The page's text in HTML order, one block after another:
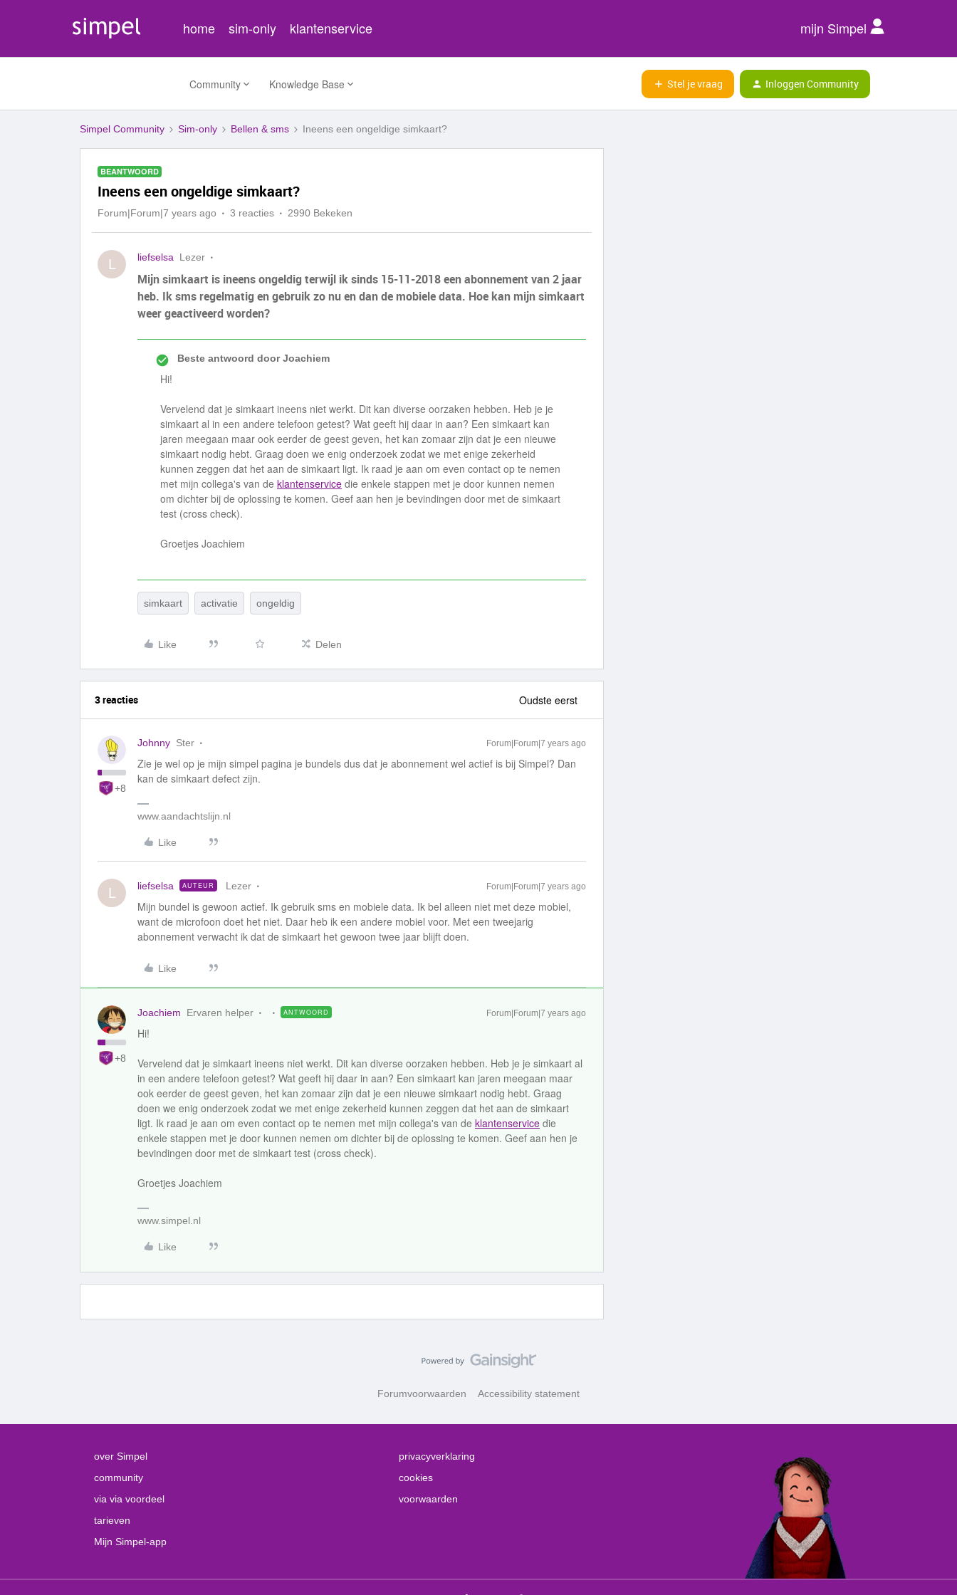
home sim-only klantenservice mijn Simpel
Community Knowledge Base Stel je vraag Inloggen Community
Simpel Community Sim-only Bellen & sms Ineens een ongeldige simkaart?
BEANTWOORD
Ineens een ongeldige simkaart?
Forum|Forum|7 years ago 3 reacties 2990 Bekeken
L liefselsa Lezer
Mijn simkaart is ineens ongeldig terwijl ik sinds 15-11-2018 een abonnement van 2 jaar
heb. Ik sms regelmatig en gebruik zo nu en dan de mobiele data. Hoe kan mijn simkaart
weer geactiveerd worden?
Beste antwoord doorJoachiem
Hi!
Vervelend dat je simkaart ineens niet werkt. Dit kan diverse oorzaken hebben. Heb je je
simkaart al in een andere telefoon getest? Wat geeft hij daar in aan? Een simkaart kan
jaren meegaan maar ook eerder de geest geven, het kan zomaar zijn dat je een nieuwe
simkaart nodig hebt. Graag doen we enig onderzoek zodat we met enige zekerheid
kunnen zeggen dat het aan de simkaart ligt. Ik raad je aan om even contact op te nemen
met mijn collega's van de klantenservice die enkele stappen met je door kunnen nemen
om dichter bij de oplossing te komen. Geef aan hen je bevindingen door met de simkaart
test (cross check).
Groetjes Joachiem
simkaart activatie ongeldig
Like Delen
3 reacties Oudste eerst
+8
Johnny Ster Forum|Forum|7 years ago
Zie je wel op je mijn simpel pagina je bundels dus dat je abonnement wel actief is bij Simpel? Dan
kan de simkaart defect zijn.
www.aandachtslijn.nl
Like
L liefselsa AUTEUR Lezer Forum|Forum|7 years ago
Mijn bundel is gewoon actief. Ik gebruik sms en mobiele data. Ik bel alleen niet met deze mobiel,
want de microfoon doet het niet. Daar heb ik een andere mobiel voor. Met een tweejarig
abonnement verwacht ik dat de simkaart het gewoon twee jaar blijft doen.
Like
+8
Joachiem Ervaren helper ANTWOORD Forum|Forum|7 years ago
Hi!
Vervelend dat je simkaart ineens niet werkt. Dit kan diverse oorzaken hebben. Heb je je simkaart al
in een andere telefoon getest? Wat geeft hij daar in aan? Een simkaart kan jaren meegaan maar
ook eerder de geest geven, het kan zomaar zijn dat je een nieuwe simkaart nodig hebt. Graag
doen we enig onderzoek zodat we met enige zekerheid kunnen zeggen dat het aan de simkaart
ligt. Ik raad je aan om even contact op te nemen met mijn collega's van de klantenservice die
enkele stappen met je door kunnen nemen om dichter bij de oplossing te komen. Geef aan hen je
bevindingen door met de simkaart test (cross check).
Groetjes Joachiem
www.simpel.nl
Like
Forumvoorwaarden Accessibility statement
over Simpel
community
via via voordeel
tarieven
Mijn Simpel-app
privacyverklaring
cookies
voorwaarden